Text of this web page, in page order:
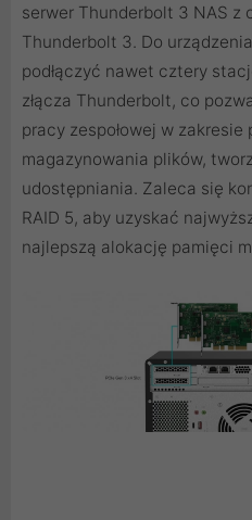
serwer Thunderbolt 3 NAS z
Thunderbolt 3. Do
podłączyć nawet cztery
złącza Thunderbolt, co
pracy zespołowej w zakresie
magazynowania plików,
udostępniania. Zaleca się
RAID 5, aby uzyskać
najlepszą alokację pamięci